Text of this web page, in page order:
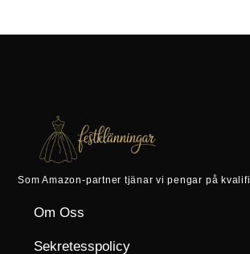
Som Amazon-partner tjänar vi pengar på
Om Oss
Sekretesspolicy